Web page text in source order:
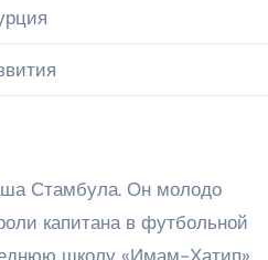
Стамбула. Он молодо
капитана в футбольной